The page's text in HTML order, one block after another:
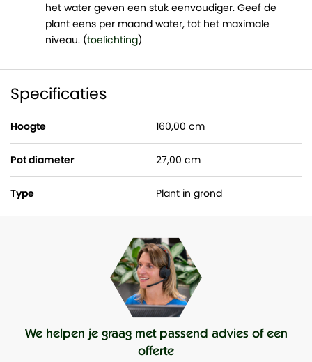
het water geven een stuk eenvoudiger. Geef de
plant eens per maand water, tot het maximale
niveau. (toelichting)
Specificaties
Hoogte 160,00 cm
Pot diameter 27,00 cm
Type Plant in grond
We helpen je graag met passend advies of een
offerte